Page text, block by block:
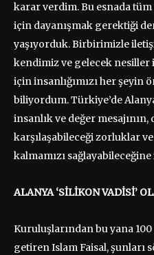
karar verdim. Bu esnada
için dayanışmak gerektiği
yaşıyorduk. Birbirimizle
kendimiz ve gelecek nesiller
için insanlığımızı her
biliyordum. Türkiye’de
insanlık ve değer
karşılaşabileceği zorluklar
kalmamızı
ALANYA ‘SİLİKON VADİSİ’
Kuruluşlarından bu yana
getiren Islam Faisal, şunları